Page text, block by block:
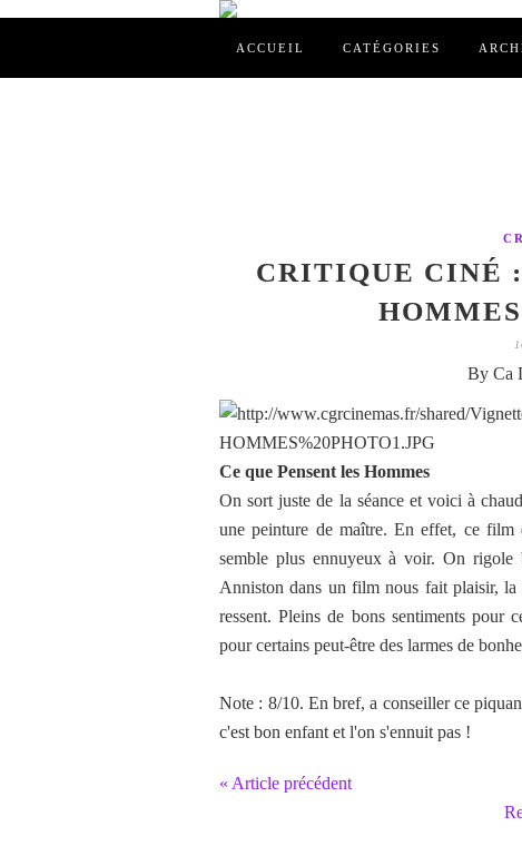
ACCUEIL CATÉGORIES
CRITIQUE CINÉ
By Ca
Ce que Pensent les Hommes
On sort juste de la séance et voici à
une peinture de maître. En effet, ce
semble plus ennuyeux à voir. On
Anniston dans un film nous fait plaisir, la
ressent. Pleins de bons sentiments pour
pour certains peut-être des larmes de
Note : 8/10. En bref, a conseiller ce
c'est bon enfant et l'on s'ennuit pas !
« Article précédent